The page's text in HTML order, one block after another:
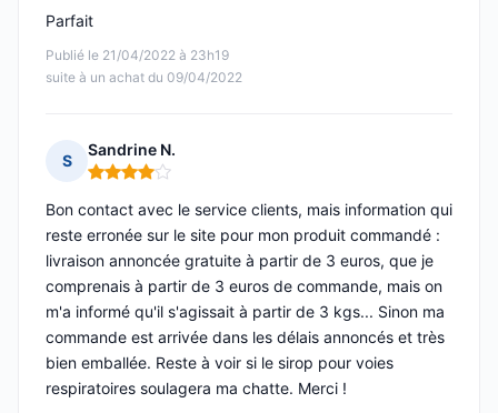
Publié le 21/04/2022 à 23h19
suite à un achat du 09/04/2022
Parfait
S
Sandrine N.
Note : 4 sur 5
Bon contact avec le service clients, mais information qui
reste erronée sur le site pour mon produit commandé :
livraison annoncée gratuite à partir de 3 euros, que je
comprenais à partir de 3 euros de commande, mais on
m'a informé qu'il s'agissait à partir de 3 kgs... Sinon ma
commande est arrivée dans les délais annoncés et très
bien emballée. Reste à voir si le sirop pour voies
respiratoires soulagera ma chatte. Merci !